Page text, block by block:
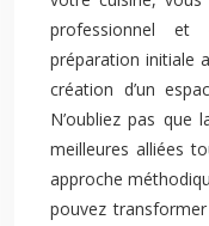
professionnel et
préparation initiale
création d’un
N’oubliez pas que
meilleures alliées
approche
pouvez